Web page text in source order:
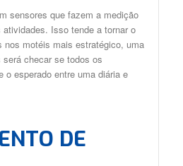
sensores que fazem a medição
Isso tende a tornar o
nos motéis mais estratégico, uma
checar se todos os
o esperado entre uma diária e
DE